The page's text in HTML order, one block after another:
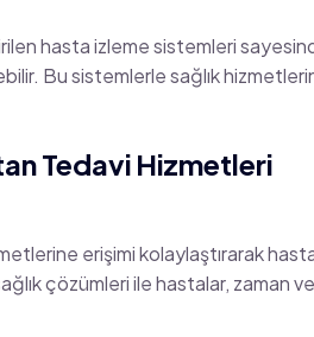
hasta izleme sistemleri
Bu sistemlerle sağlık
Tedavi Hizmetleri
erişimi kolaylaştırarak
çözümleri ile hastalar, zaman